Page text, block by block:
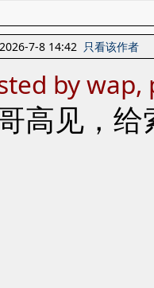
7-8 14:42 只看该作者
by
高见，